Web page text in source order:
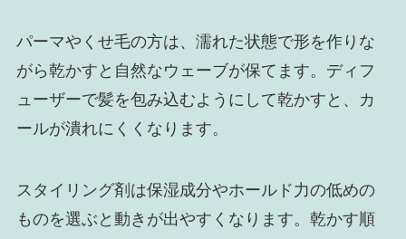
パーマやくせ毛の方は、濡れた状態で形を作りな
がら乾かすと自然なウェーブが保てます。ディフ
ューザーで髪を包み込むようにして乾かすと、カ
ールが潰れにくくなります。
スタイリング剤は保湿成分やホールド力の低めの
ものを選ぶと動きが出やすくなります。乾かす順